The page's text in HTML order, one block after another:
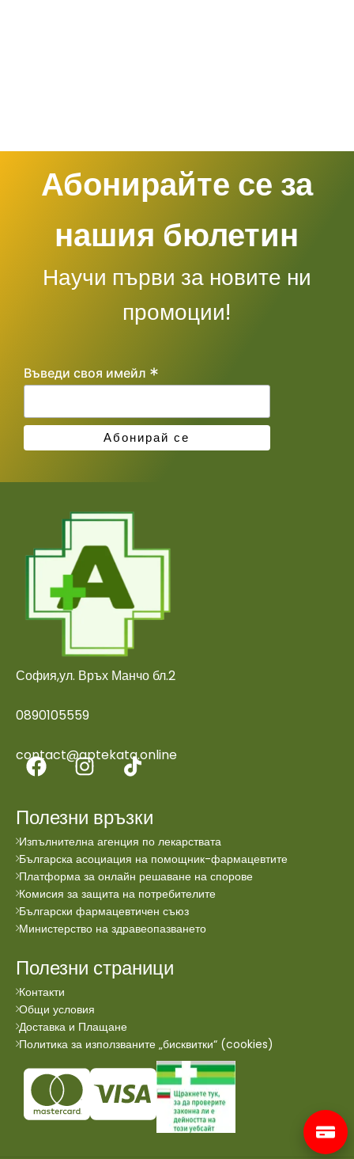
Абонирайте се за
нашия бюлетин
Научи първи за новите ни
промоции!
Въведи своя имейл *
София,ул. Връх Манчо бл.2
0890105559
contact@aptekata.online
Полезни връзки
Изпълнителна агенция по лекарствата
Българска асоциация на помощник-фармацевтите
Платформа за онлайн решаване на спорове
Комисия за защита на потребителите
Български фармацевтичен съюз
Министерство на здравеопазването
Полезни страници
Контакти
Общи условия
Доставка и Плащане
Политика за използваните „бисквитки“ (cookies)